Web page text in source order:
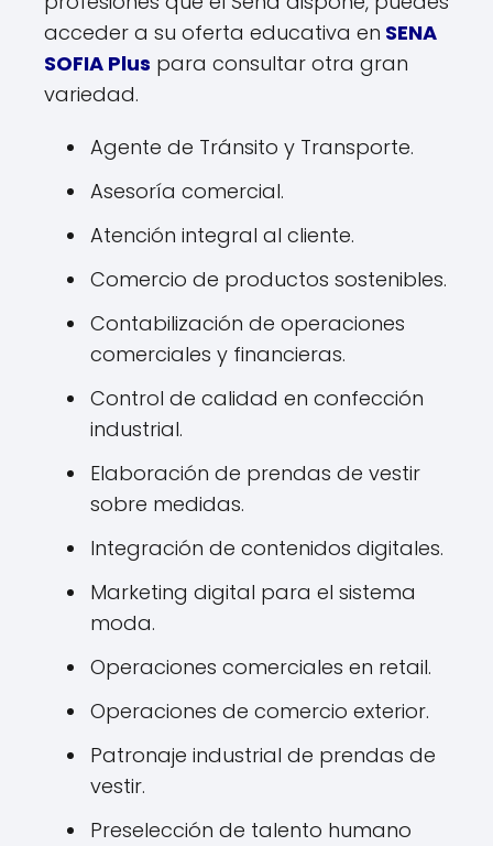
acceder a su oferta educativa en SENA
SOFIA Plus para consultar otra gran
variedad.
Agente de Tránsito y Transporte.
Asesoría comercial.
Atención integral al cliente.
Comercio de productos sostenibles.
Contabilización de operaciones
comerciales y financieras.
Control de calidad en confección
industrial.
Elaboración de prendas de vestir
sobre medidas.
Integración de contenidos digitales.
Marketing digital para el sistema
moda.
Operaciones comerciales en retail.
Operaciones de comercio exterior.
Patronaje industrial de prendas de
vestir.
Preselección de talento humano